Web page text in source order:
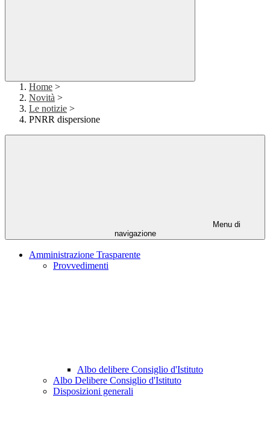
Home >
Novità >
Le notizie >
PNRR dispersione
Menu di
navigazione
Amministrazione Trasparente
Provvedimenti
Albo delibere Consiglio d'Istituto
Albo Delibere Consiglio d'Istituto
Disposizioni generali